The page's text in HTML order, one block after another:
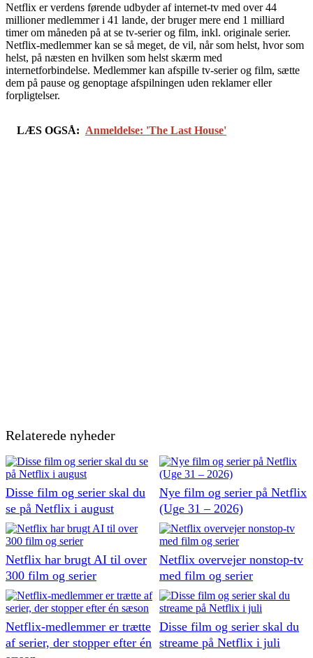
Netflix er verdens førende udbyder af internet-tv med over 44
millioner medlemmer i 41 lande, der bruger mere end 1 milliard
timer om måneden på at se tv-serier og film, inkl. originale serier.
Netflix-medlemmer kan se så meget, de vil, når som helst, hvor som
helst, på næsten en hvilken som helst skærm med
internetforbindelse. Medlemmer kan afspille tv-serier og film, sætte
dem på pause og genoptage afspilningen uden reklamer eller
forpligtelser.
LÆS OGSÅ: Anmeldelse: 'The Last House'
Relaterede nyheder
Disse film og serier skal du
se på Netflix i august
Nye film og serier på Netflix
(Uge 31 – 2026)
Netflix har brugt AI til over
300 film og serier
Netflix overvejer nonstop-tv
med film og serier
Netflix-medlemmer er trætte
af serier, der stopper efter én
Disse film og serier skal du
streame på Netflix i juli